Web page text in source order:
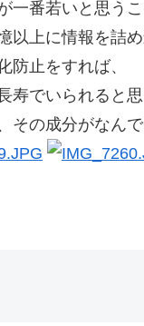
一番若いと思うこ
以上に情報を詰
防止をすれば、
寿でいられると
その成分がなん